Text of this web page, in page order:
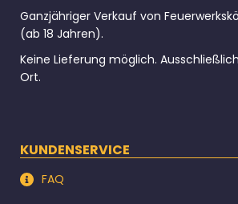
Ganzjähriger Verkauf von
(ab 18 Jahren).
Keine Lieferung möglich.
Ort.
KUNDENSERVICE
FAQ